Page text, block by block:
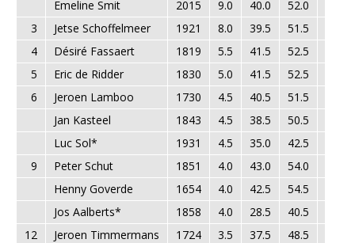
Emeline Smit 2015 9.0 40.0 52.0
3
Jetse Schoffelmeer 1921 8.0 39.5 51.5
4
Désiré Fassaert 1819 5.5 41.5 52.5
5
Eric de Ridder 1830 5.0 41.5 52.5
6
Jeroen Lamboo 1730 4.5 40.5 51.5
Jan Kasteel
1843 4.5 38.5 50.5
Luc Sol*
1931 4.5 35.0 42.5
9
Peter Schut 1851 4.0 43.0 54.0
Henny Goverde
1654 4.0 42.5 54.5
Jos Aalberts*
1858 4.0 28.5 40.5
12
Jeroen Timmermans 1724 3.5 37.5 48.5